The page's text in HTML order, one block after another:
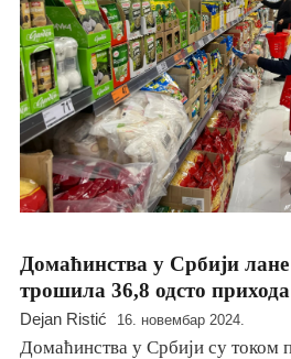
Домаћинства у Србији
трошила 36,8 одсто прихода
Dejan Ristić 16. новембар 2024.
Домаћинства у Србији су током